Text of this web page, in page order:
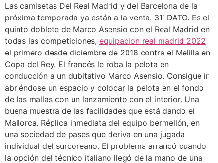
Las camisetas Del Real Madrid y del Barcelona de la
próxima temporada ya están a la venta. 31′ DATO. Es el
quinto doblete de Marco Asensio con el Real Madrid en
todas las competiciones, equipacion real madrid 2022
el primero desde diciembre de 2018 contra el Melilla en
Copa del Rey. El francés le roba la pelota en
conducción a un dubitativo Marco Asensio. Consigue ir
abriéndose un espacio y colocar la pelota en el fondo
de las mallas con un lanzamiento con el interior. Una
buena muestra de las facilidades que está dando el
Mallorca. Réplica inmediata del equipo bermellón, en
una sociedad de pases que deriva en una jugada
individual del surcoreano. El problema arrancó cuando
la opción del técnico italiano llegó de la mano de una